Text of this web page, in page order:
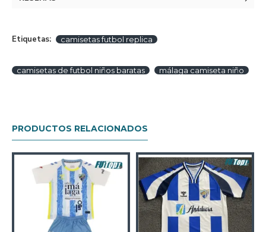
Etiquetas: camisetas futbol replica
camisetas de futbol niños baratas málaga camiseta niño
PRODUCTOS RELACIONADOS